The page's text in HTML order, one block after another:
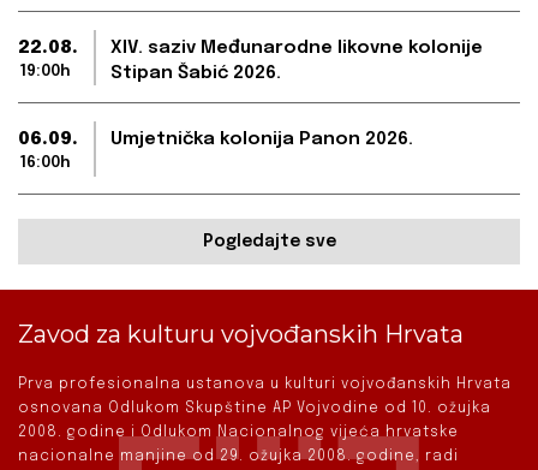
22.08.
19:00h
XIV. saziv Međunarodne likovne kolonije
Stipan Šabić 2026.
06.09.
16:00h
Umjetnička kolonija Panon 2026.
Pogledajte sve
Zavod za kulturu vojvođanskih Hrvata
Prva profesionalna ustanova u kulturi vojvođanskih Hrvata
osnovana Odlukom Skupštine AP Vojvodine od 10. ožujka
2008. godine i Odlukom Nacionalnog vijeća hrvatske
nacionalne manjine od 29. ožujka 2008. godine, radi